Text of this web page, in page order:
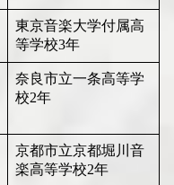
東京音楽大学付属高
等学校3年
奈良市立一条高等学
校2年
京都市立京都堀川音
楽高等学校2年